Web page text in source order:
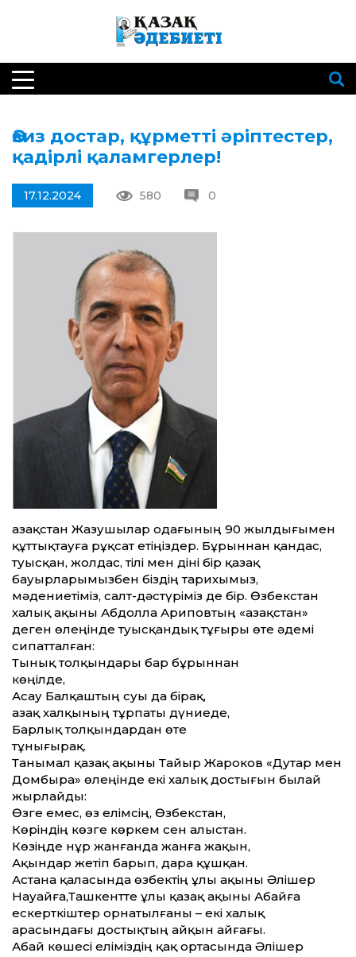
Әзиз достар, құрмет­ті әріптестер,
қадірлі қаламгерлер!
17.12.2024 580 0
Қазақстан Жазушылар одағының 90 жылдығымен
құт­тықтауға рұқсат етіңіздер. Бұрыннан қандас,
туысқан, жолдас, тілі мен діні бір қазақ
бауырларымызбен біздің тарихымыз,
мәдениетіміз, салт-дәстүріміз де бір. Өзбекстан
халық ақыны Абдолла Ариповтың «Қазақстан»
деген өлеңінде туысқандық тұғыры өте әдемі
сипат­талған:
Тынық толқындары бар бұрыннан
көңілде,
Асау Балқаштың суы да бірақ,
Қазақ халқының тұрпаты дүниеде,
Барлық толқындардан өте
тұнығырақ.
Танымал қазақ ақыны Тайыр Жароков «Дутар мен
Домбыра» өлеңінде екі халық достығын былай
жырлайды:
Өзге емес, өз елімсің, Өзбекстан,
Көріндің көзге көркем сен алыстан.
Көзіңде нұр жанғанда жанға жақын,
Ақындар жетіп барып, дара құшқан.
Астана қаласында өзбектің ұлы ақыны Әлішер
Науайға,Ташкент­те ұлы қазақ ақыны Абайға
ескерткіштер орнатылғаны – екі халық
арасындағы достықтың айқын айғағы.
Абай көшесі еліміздің қақ ортасында Әлішер